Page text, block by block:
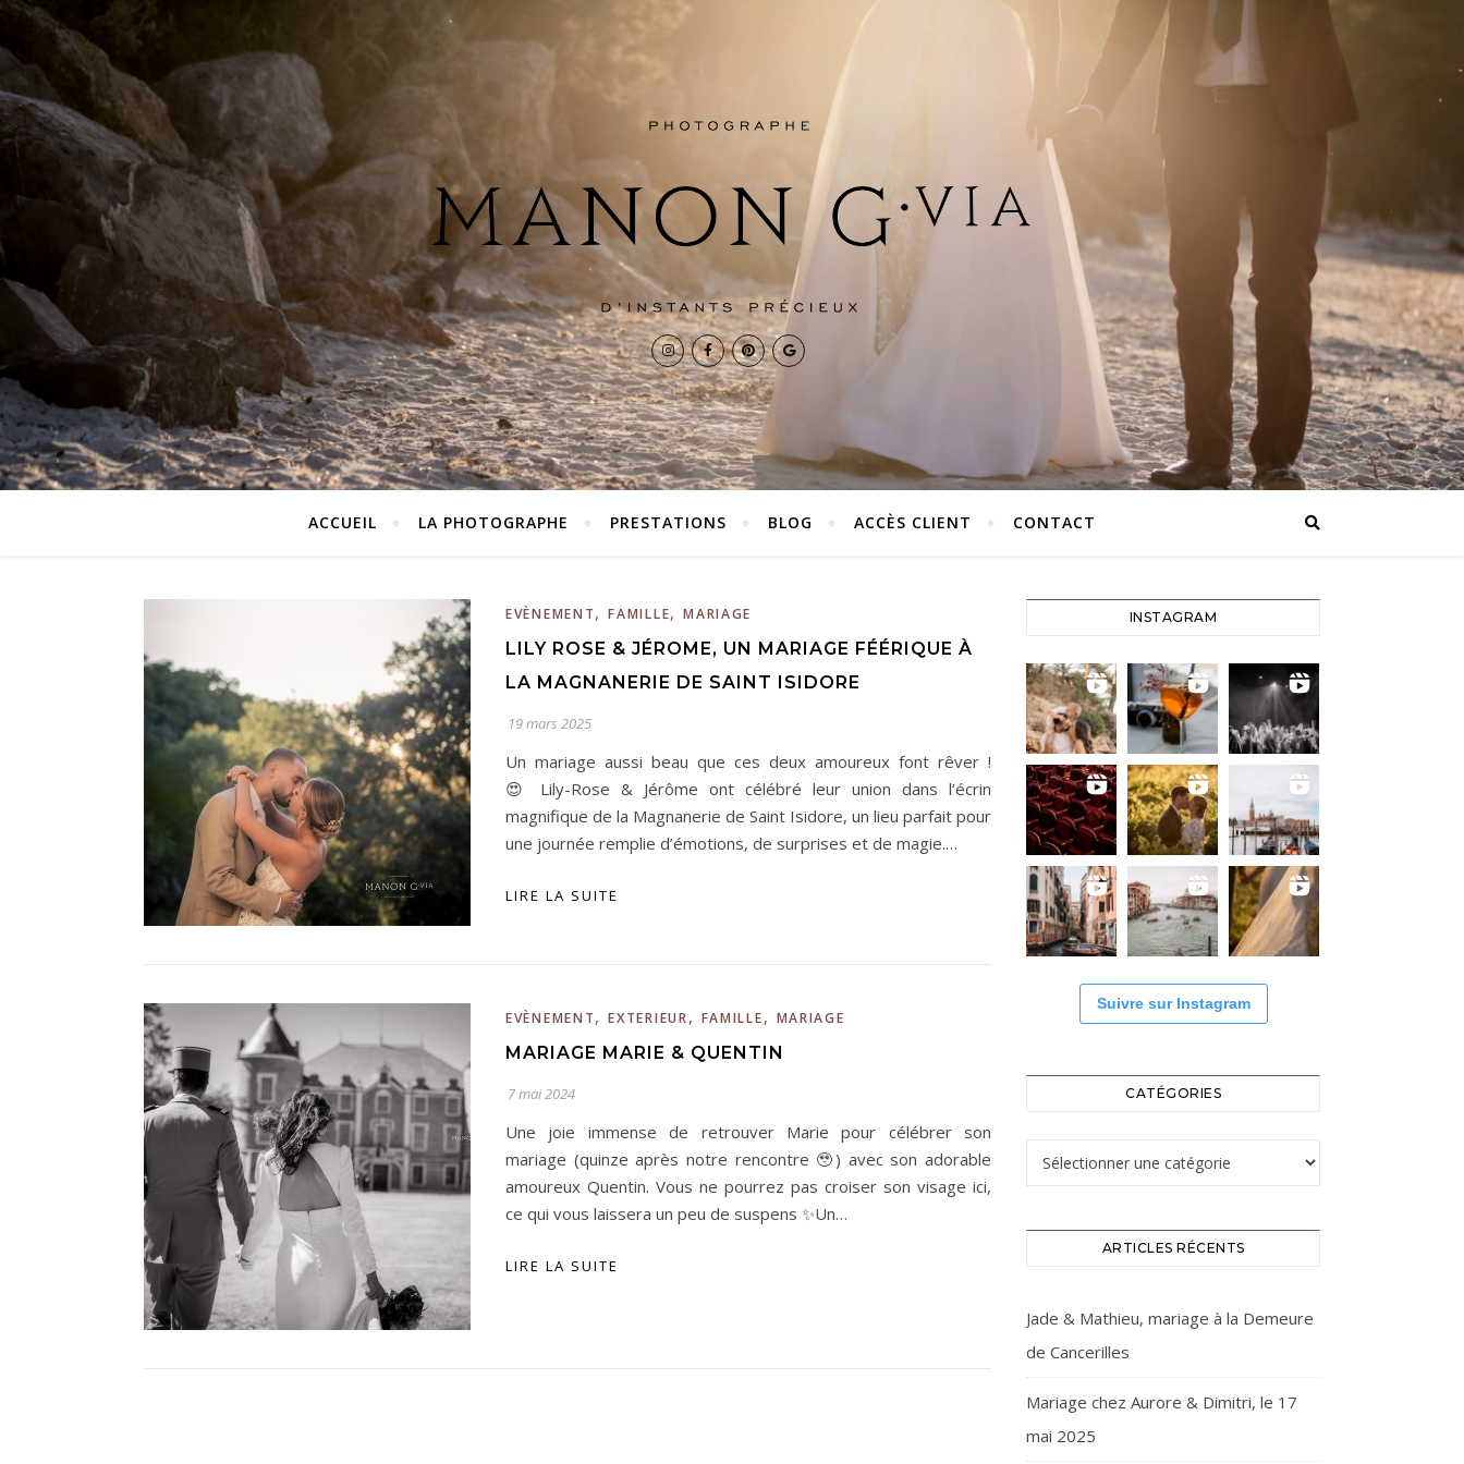
ACCUEIL LA PHOTOGRAPHE PRESTATIONS BLOG ACCÈS CLIENT CONTACT
EVÈNEMENT,FAMILLE,MARIAGE
LILY ROSE & JÉROME, UN MARIAGE FÉÉRIQUE À
LA MAGNANERIE DE SAINT ISIDORE
19 mars 2025
Un mariage aussi beau que ces deux amoureux font rêver !
😍 Lily-Rose & Jérôme ont célébré leur union dans l’écrin
magnifique de la Magnanerie de Saint Isidore, un lieu parfait pour
une journée remplie d’émotions, de surprises et de magie.…
LIRE LA SUITE
EVÈNEMENT,EXTERIEUR, FAMILLE, MARIAGE
MARIAGE MARIE & QUENTIN
7 mai 2024
Une joie immense de retrouver Marie pour célébrer son
mariage (quinze après notre rencontre 🥹) avec son adorable
amoureux Quentin. Vous ne pourrez pas croiser son visage ici,
ce qui vous laissera un peu de suspens ✨Un…
LIRE LA SUITE
INSTAGRAM
Suivre sur Instagram
CATÉGORIES
Catégories
ARTICLES RÉCENTS
Jade & Mathieu, mariage à la Demeure
de Cancerilles
Mariage chez Aurore & Dimitri, le 17
mai 2025